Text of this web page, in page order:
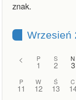
znak.
Wrzesień
< P
1
S
2
N
3
P
11
W
12
Ś
13
C